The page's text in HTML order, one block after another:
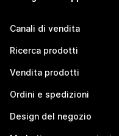
Canali di vendita
Ricerca prodotti
Vendita prodotti
Ordini e spedizioni
Design del negozio